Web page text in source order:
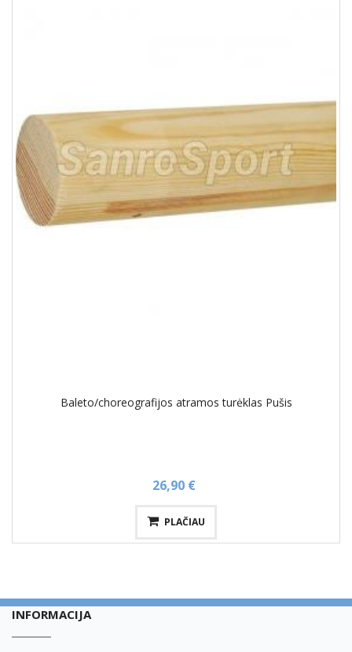
Baleto/choreografijos atramos turėklas Pušis
26,90 €
PLAČIAU
INFORMACIJA